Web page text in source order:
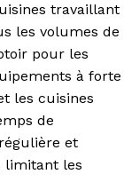
travaillant
les volumes de
pour les
à forte
les cuisines
de
et
limitant les